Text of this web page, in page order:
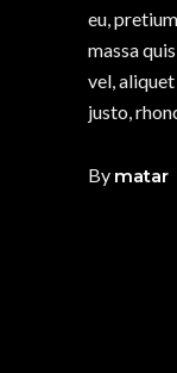
eu,
massa
vel,
justo,
By matar